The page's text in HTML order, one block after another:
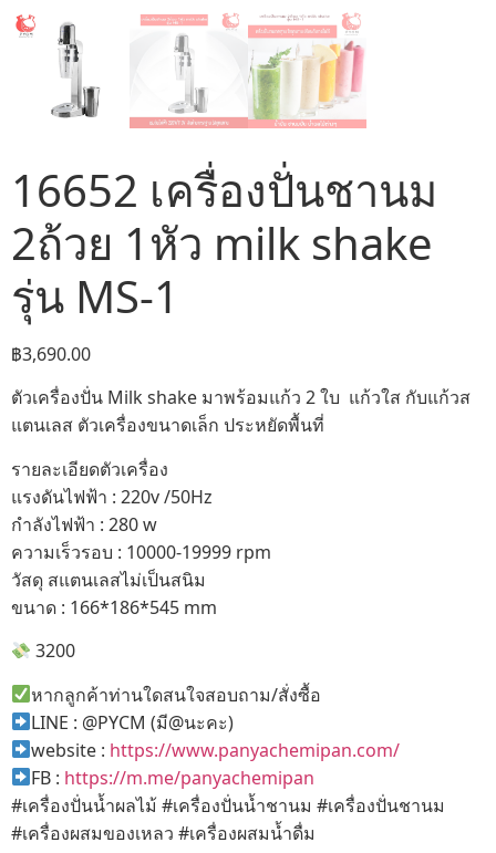
16652 เครื่องปั่นชานม
2ถ้วย 1หัว milk shake
รุ่น MS-1
฿3,690.00
ตัวเครื่องปั่น Milk shake มาพร้อมแก้ว 2 ใบ แก้วใส กับแก้วส
แตนเลส ตัวเครื่องขนาดเล็ก ประหยัดพื้นที่
รายละเอียดตัวเครื่อง
แรงดันไฟฟ้า : 220v /50Hz
กำลังไฟฟ้า : 280 w
ความเร็วรอบ : 10000-19999 rpm
วัสดุ สแตนเลสไม่เป็นสนิม
ขนาด : 166*186*545 mm
3200
หากลูกค้าท่านใดสนใจสอบถาม/สั่งซื้อ
LINE : @PYCM (มี@นะคะ)
website : https://www.panyachemipan.com/
FB : https://m.me/panyachemipan
#เครื่องปั่นน้ำผลไม้ #เครื่องปั่นน้ำชานม #เครื่องปั่นชานม
#เครื่องผสมของเหลว #เครื่องผสมน้ำดื่ม